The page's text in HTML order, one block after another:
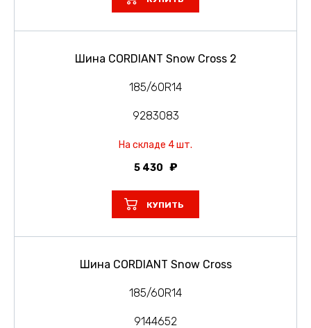
Шина CORDIANT Snow Cross 2
185/60R14
9283083
На складе 4 шт.
5 430
КУПИТЬ
Шина CORDIANT Snow Cross
185/60R14
9144652